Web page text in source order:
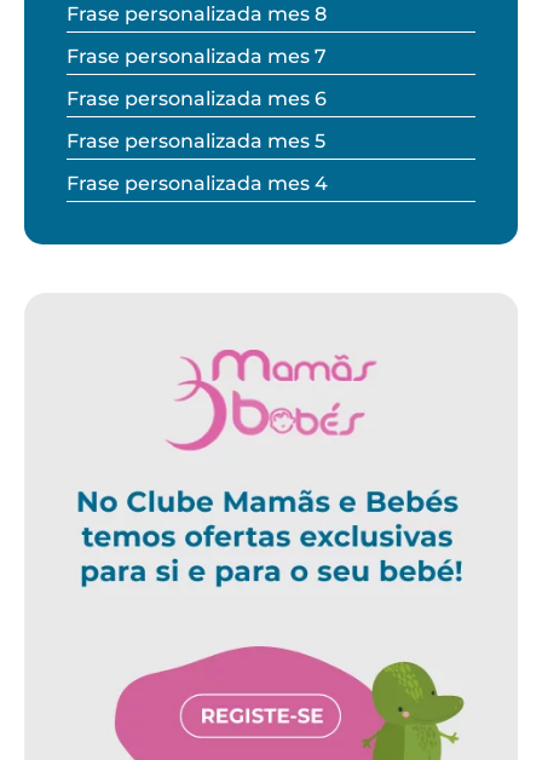
Frase personalizada mes 8
Frase personalizada mes 7
Frase personalizada mes 6
Frase personalizada mes 5
Frase personalizada mes 4